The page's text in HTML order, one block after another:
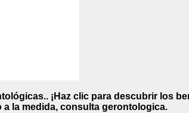
¡Haz clic para descubrir los
la medida, consulta gerontologica.